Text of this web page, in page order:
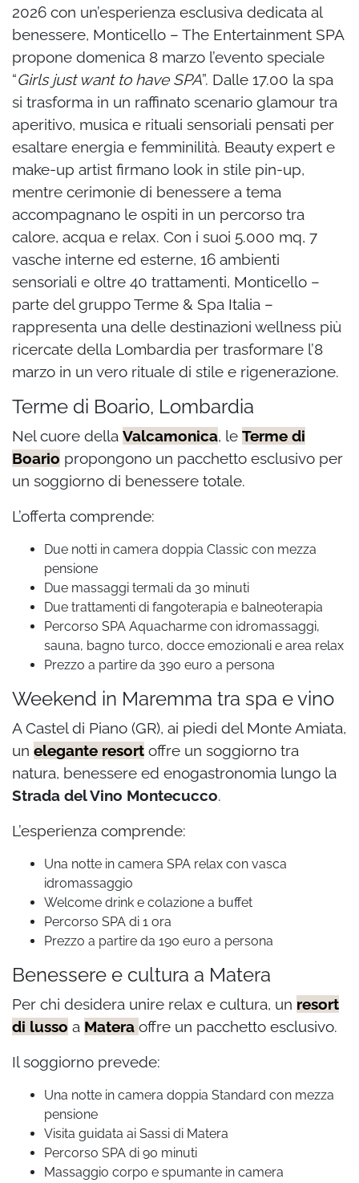
2026 con un’esperienza esclusiva dedicata al
benessere, Monticello – The Entertainment SPA
propone domenica 8 marzo l’evento speciale
“Girls just want to have SPA”. Dalle 17.00 la spa
si trasforma in un raffinato scenario glamour tra
aperitivo, musica e rituali sensoriali pensati per
esaltare energia e femminilità. Beauty expert e
make-up artist firmano look in stile pin-up,
mentre cerimonie di benessere a tema
accompagnano le ospiti in un percorso tra
calore, acqua e relax. Con i suoi 5.000 mq, 7
vasche interne ed esterne, 16 ambienti
sensoriali e oltre 40 trattamenti, Monticello –
parte del gruppo Terme & Spa Italia –
rappresenta una delle destinazioni wellness più
ricercate della Lombardia per trasformare l’8
marzo in un vero rituale di stile e rigenerazione.
Terme di Boario, Lombardia
Nel cuore della Valcamonica, le Terme di
Boario propongono un pacchetto esclusivo per
un soggiorno di benessere totale.
L’offerta comprende:
Due notti in camera doppia Classic con mezza
pensione
Due massaggi termali da 30 minuti
Due trattamenti di fangoterapia e balneoterapia
Percorso SPA Aquacharme con idromassaggi,
sauna, bagno turco, docce emozionali e area relax
Prezzo a partire da 390 euro a persona
Weekend in Maremma tra spa e vino
A Castel di Piano (GR), ai piedi del Monte Amiata,
un elegante resort offre un soggiorno tra
natura, benessere ed enogastronomia lungo la
Strada del Vino Montecucco.
L’esperienza comprende:
Una notte in camera SPA relax con vasca
idromassaggio
Welcome drink e colazione a buffet
Percorso SPA di 1 ora
Prezzo a partire da 190 euro a persona
Benessere e cultura a Matera
Per chi desidera unire relax e cultura, un resort
di lusso a Matera offre un pacchetto esclusivo.
Il soggiorno prevede:
Una notte in camera doppia Standard con mezza
pensione
Visita guidata ai Sassi di Matera
Percorso SPA di 90 minuti
Massaggio corpo e spumante in camera